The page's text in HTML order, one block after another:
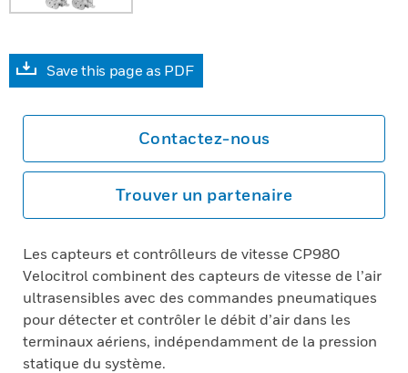
Save this page as PDF
Contactez-nous
Trouver un partenaire
Les capteurs et contrôlleurs de vitesse CP980
Velocitrol combinent des capteurs de vitesse de l’air
ultrasensibles avec des commandes pneumatiques
pour détecter et contrôler le débit d’air dans les
terminaux aériens, indépendamment de la pression
statique du système.